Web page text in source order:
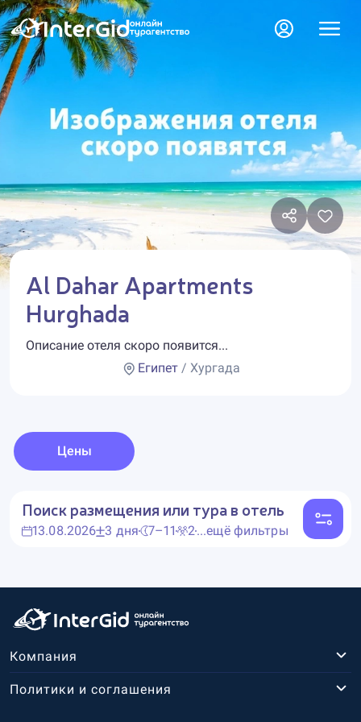
Al Dahar Apartments
Hurghada
Описание отеля скоро появится...
Египет / Хургада
Цены
Поиск размещения или тура в отель
13.08.2026 3 дня 7–11 2...ещё фильтры
Компания
Политики и соглашения